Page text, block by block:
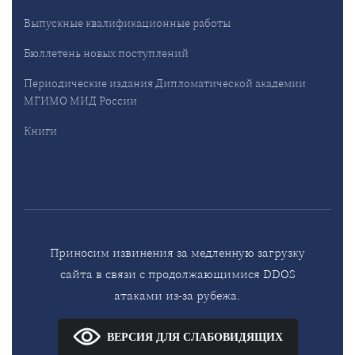
Выпускные квалификационные работы
Бюллетень новых поступлений
Периодические издания Дипломатической академии
МГИМО МИД России
Книги
Приносим извинения за медленную загрузку
сайта в связи с продолжающимися DDOS
атаками из-за рубежа.
ВЕРСИЯ ДЛЯ СЛАБОВИДЯЩИХ